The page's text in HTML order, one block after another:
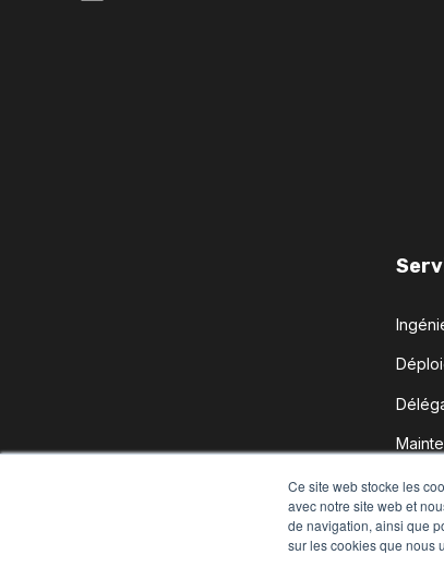
Ce site web stocke les
avec notre site web et
de navigation, ainsi que
sur les cookies que nous